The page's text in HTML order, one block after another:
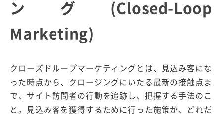
ング(Closed-Loop
Marketing)
クローズドループマーケティングとは、見込み客にな
った時点から、クロージングにいたる最新の接触点ま
で、サイト訪問者の行動を追跡し、把握する手法のこ
と。見込み客を獲得するために行った施策が、どれだ